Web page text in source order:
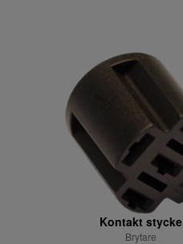
Kontakt stycke
Brytare